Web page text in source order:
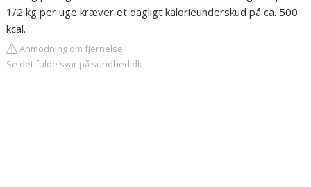
1/2 kg per uge kræver et dagligt kalorieunderskud på ca. 500
kcal.
Anmodning om fjernelse
Se det fulde svar på sundhed.dk